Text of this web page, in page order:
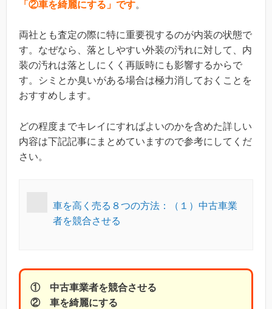
「②車を綺麗にする」です。
両社とも査定の際に特に重要視するのが内装の状態で
す。なぜなら、落としやすい外装の汚れに対して、内
装の汚れは落としにくく再販時にも影響するからで
す。シミとか臭いがある場合は極力消しておくことを
おすすめします。
どの程度までキレイにすればよいのかを含めた詳しい
内容は下記記事にまとめていますので参考にしてくだ
さい。
車を高く売る８つの方法：（１）中古車業
者を競合させる
① 中古車業者を競合させる
② 車を綺麗にする